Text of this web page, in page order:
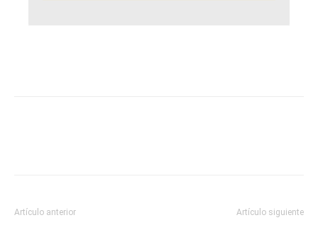
Artículo anterior Artículo siguiente